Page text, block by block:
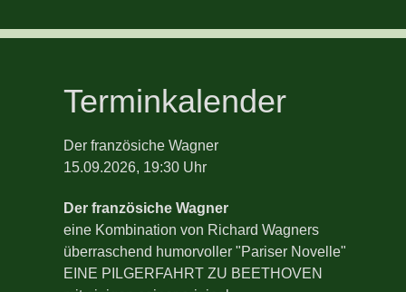
Terminkalender
Der französiche Wagner
15.09.2026, 19:30 Uhr
Der französiche Wagner
eine Kombination von Richard Wagners
überraschend humorvoller "Pariser Novelle"
EINE PILGERFAHRT ZU BEETHOVEN